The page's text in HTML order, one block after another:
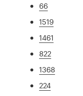
66
1519
1461
822
1368
224